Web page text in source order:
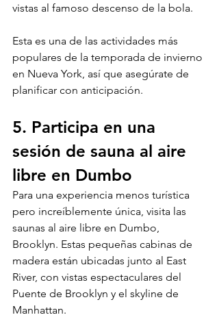
vistas al famoso descenso de la bola.
Esta es una de las actividades más
populares de la temporada de invierno
en Nueva York, así que asegúrate de
planificar con anticipación.
5. Participa en una
sesión de sauna al aire
libre en Dumbo
Para una experiencia menos turística
pero increíblemente única, visita las
saunas al aire libre en Dumbo,
Brooklyn. Estas pequeñas cabinas de
madera están ubicadas junto al East
River, con vistas espectaculares del
Puente de Brooklyn y el skyline de
Manhattan.